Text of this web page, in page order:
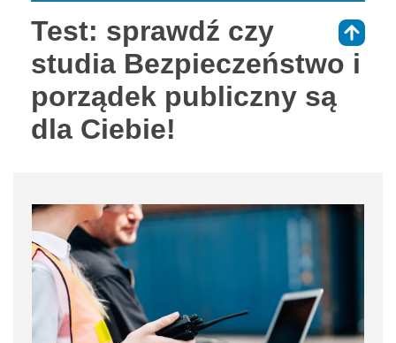
Test: sprawdź czy
studia Bezpieczeństwo i
porządek publiczny są
dla Ciebie!